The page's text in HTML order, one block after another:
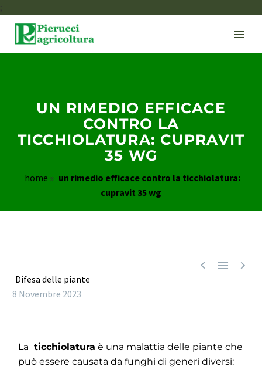
;
UN RIMEDIO EFFICACE
CONTRO LA
TICCHIOLATURA: CUPRAVIT
35 WG
home » un rimedio efficace contro la ticchiolatura:
cupravit 35 wg
  
Difesa delle piante
8 Novembre 2023
La ticchiolatura è una malattia delle piante che
può essere causata da funghi di generi diversi: